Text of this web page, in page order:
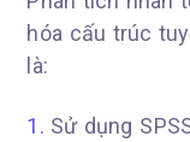
hóa cấu trúc
là:
Sử dụng